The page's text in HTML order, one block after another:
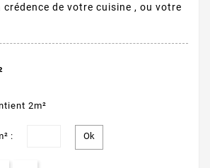
crédence de votre cuisine , ou votre
2m²
: